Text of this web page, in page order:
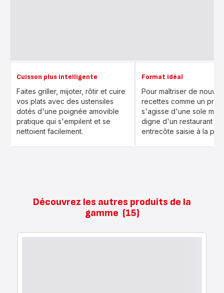
Cuisson plus intelligente
Faites griller, mijoter, rôtir et cuire
vos plats avec des ustensiles
dotés d'une poignée amovible
pratique qui s'empilent et se
nettoient facilement.
Format idéal
Pour maîtriser de
recettes comme un pro,
s'agisse d'une sole
digne d'un restaurant
entrecôte saisie à la
Découvrez les autres produits de la
gamme (15)